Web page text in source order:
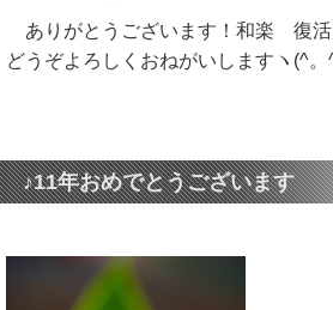
ありがとうございます！和楽 復活
どうぞよろしくおねがいしますヽ(^。
♪11年おめでとうございます